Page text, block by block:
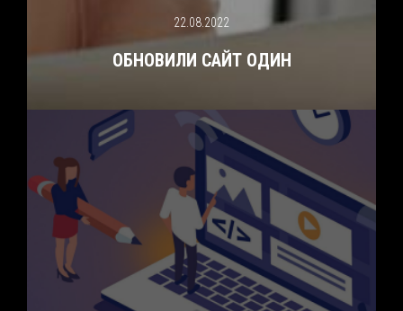
22.08.2022
ОБНОВИЛИ САЙТ ОДИН